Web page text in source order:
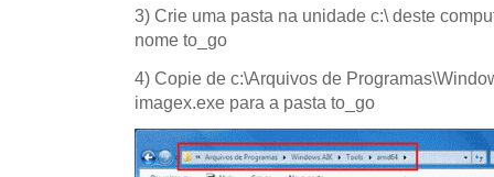
3) Crie uma pasta na unidade c:\ deste
nome to_go
4) Copie de c:\Arquivos de
imagex.exe para a pasta to_go